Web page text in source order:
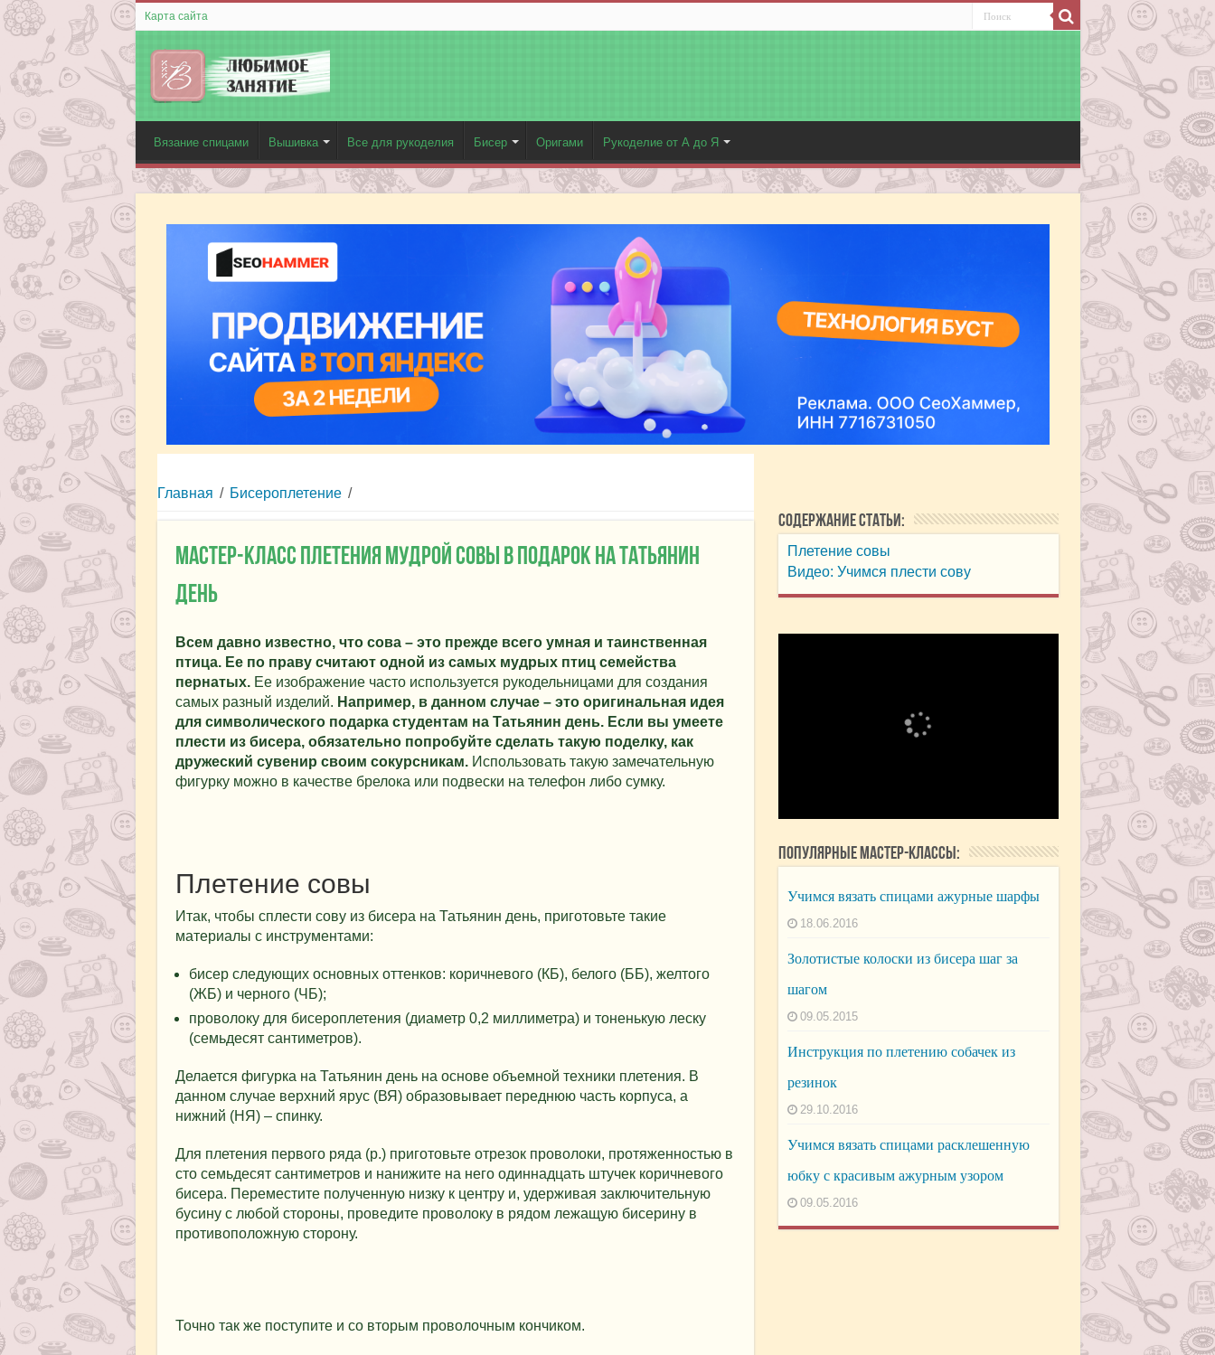
Карта сайта
Вязание спицами Вышивка Все для рукоделия Бисер Оригами Рукоделие от А до Я
Главная / Бисероплетение /
Мастер-класс плетения мудрой совы в подарок на Татьянин
день
Всем давно известно, что сова – это прежде всего умная и таинственная
птица. Ее по праву считают одной из самых мудрых птиц семейства
пернатых.Ее изображение часто используется рукодельницами для создания
самых разный изделий. Например, в данном случае – это оригинальная идея
для символического подарка студентам на Татьянин день. Если вы умеете
плести из бисера, обязательно попробуйте сделать такую поделку, как
дружеский сувенир своим сокурсникам.Использовать такую замечательную
фигурку можно в качестве брелока или подвески на телефон либо сумку.
Плетение совы
Итак, чтобы сплести сову из бисера на Татьянин день, приготовьте такие
материалы с инструментами:
бисер следующих основных оттенков: коричневого (КБ), белого (ББ), желтого
(ЖБ) и черного (ЧБ);
проволоку для бисероплетения (диаметр 0,2 миллиметра) и тоненькую леску
(семьдесят сантиметров).
Делается фигурка на Татьянин день на основе объемной техники плетения. В
данном случае верхний ярус (ВЯ) образовывает переднюю часть корпуса, а
нижний (НЯ) – спинку.
Для плетения первого ряда (р.) приготовьте отрезок проволоки, протяженностью в
сто семьдесят сантиметров и нанижите на него одиннадцать штучек коричневого
бисера. Переместите полученную низку к центру и, удерживая заключительную
бусину с любой стороны, проведите проволоку в рядом лежащую бисерину в
противоположную сторону.
Точно так же поступите и со вторым проволочным кончиком.
Содержание статьи:
Плетение совы
Видео: Учимся плести сову
Популярные мастер-классы:
Учимся вязать спицами ажурные шарфы
18.06.2016
Золотистые колоски из бисера шаг за
шагом
09.05.2015
Инструкция по плетению собачек из
резинок
29.10.2016
Учимся вязать спицами расклешенную
юбку с красивым ажурным узором
09.05.2016